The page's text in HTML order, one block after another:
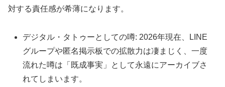
対する責任感が希薄になります。
デジタル・タトゥーとしての噂: 2026年現在、LINE
グループや匿名掲示板での拡散力は凄まじく、一度
流れた噂は「既成事実」として永遠にアーカイブさ
れてしまいます。